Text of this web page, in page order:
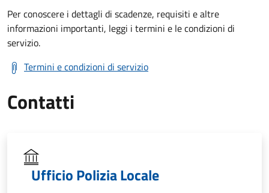
Per conoscere i dettagli di scadenze, requisiti e altre
informazioni importanti, leggi i termini e le condizioni di
servizio.
Termini e condizioni di servizio
Contatti
Ufficio Polizia Locale